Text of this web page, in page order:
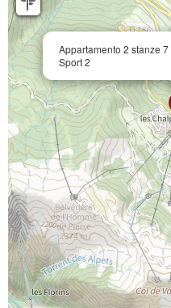
Appartamento 2 stanze
Sport 2